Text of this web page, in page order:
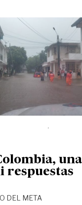
respuestas
DEL META